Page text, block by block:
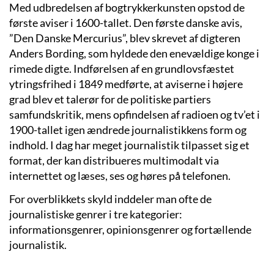
Med udbredelsen af bogtrykkerkunsten opstod de
første aviser i 1600-tallet. Den første danske avis,
”Den Danske Mercurius”, blev skrevet af digteren
Anders Bording, som hyldede den enevældige konge i
rimede digte. Indførelsen af en grundlovsfæstet
ytringsfrihed i 1849 medførte, at aviserne i højere
grad blev et talerør for de politiske partiers
samfundskritik, mens opfindelsen af radioen og tv’et i
1900-tallet igen ændrede journalistikkens form og
indhold. I dag har meget journalistik tilpasset sig et
format, der kan distribueres multimodalt via
internettet og læses, ses og høres på telefonen.
For overblikkets skyld inddeler man ofte de
journalistiske genrer i tre kategorier:
informationsgenrer, opinionsgenrer og fortællende
journalistik.